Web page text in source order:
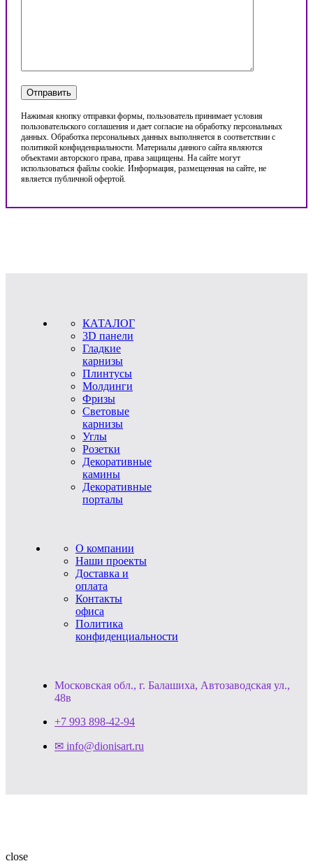
Нажимая кнопку отправки формы, пользователь принимает условия
пользовательского соглашения и дает согласие на обработку персональных
данных. Обработка персональных данных выполняется в соответствии с
политикой конфиденциальности. Материалы данного сайта являются
объектами авторского права, права защищены. На сайте могут
использоваться файлы cookie. Информация, размещенная на сайте, не
является публичной офертой.
КАТАЛОГ
3D панели
Гладкие
карнизы
Плинтусы
Молдинги
Фризы
Световые
карнизы
Углы
Розетки
Декоративные
камины
Декоративные
порталы
О компании
Наши проекты
Доставка и
оплата
Контакты
офиса
Политика
конфиденциальности
Московская обл., г. Балашиха, Автозаводская ул.,
48в
+7 993 898-42-94
✉ info@dionisart.ru
close